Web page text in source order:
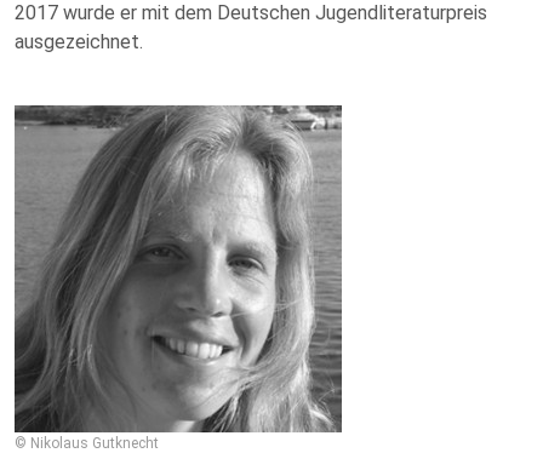
2017 wurde er mit dem Deutschen Jugendliteraturpreis
ausgezeichnet.
© Nikolaus Gutknecht